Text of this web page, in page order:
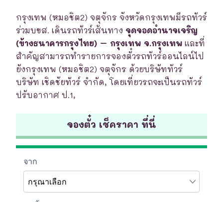
กรุงเทพ (หมอชิต2) จตุจักร จังหวัดกรุงเทพมีรถทัวร์
ร่วมบขส. เดินรถทัวร์เส้นทาง จุดจอดอำนาจเจริญ
(ข้างธนาคารกรุงไทย) – กรุงเทพ จ.กรุงเทพ และที่
สำคัญสามารถทำรายการจองตั๋วรถทัวร์ออนไลน์ไป
ยังกรุงเทพ (หมอชิต2) จตุจักร ด้วยบริษัททัวร์
บริษัท เชิดชัยทัวร์ จำกัด, โดยเที่ยวรถจะเป็นรถทัวร์
ปรับอากาศ ป.1,
จองตั๋ว เช็คราคา ที่นี่